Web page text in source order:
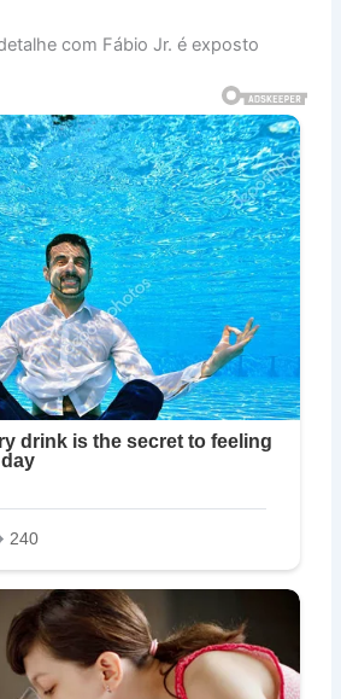
com Fábio Jr. é exposto